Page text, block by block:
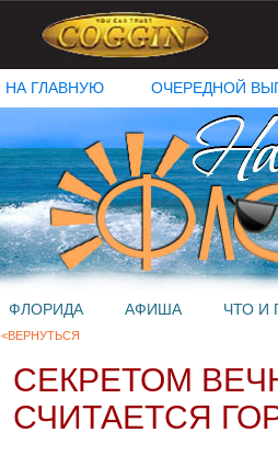
НА ГЛАВНУЮ ОЧЕРЕДНОЙ
ФЛОРИДА АФИША ЧТО И
<ВЕРНУТЬСЯ
СЕКРЕТОМ
СЧИТАЕТСЯ